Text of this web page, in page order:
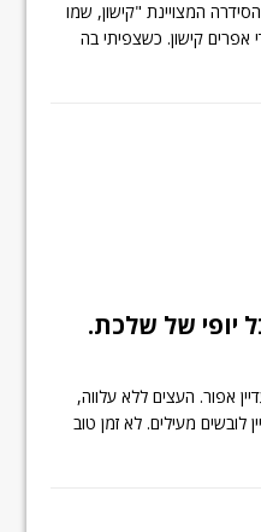
הסידרה המצויינת "קישון, שמו
אפרים קישון. כשצפיתי בה
יופי של שלכת.
אפור. העצים ללא עלווה,
לובשים מעילים. לא זמן טוב